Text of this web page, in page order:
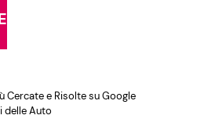
Cercate e Risolte su Google
delle Auto